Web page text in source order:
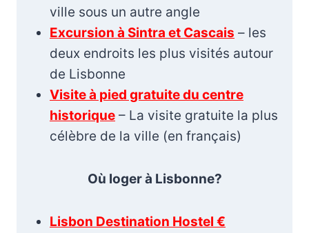
ville sous un autre angle
Excursion à Sintra et Cascais – les
deux endroits les plus visités autour
de Lisbonne
Visite à pied gratuite du centre
historique – La visite gratuite la plus
célèbre de la ville (en français)
Où loger à Lisbonne?
Lisbon Destination Hostel €